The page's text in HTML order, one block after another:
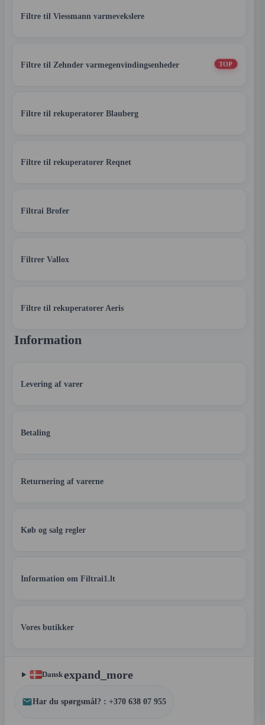
Filtre til Viessmann varmevekslere
Filtre til Zehnder varmegenvindingsenheder TOP
Filtre til rekuperatorer Blauberg
Filtre til rekuperatorer Reqnet
Filtrai Brofer
Filtrer Vallox
Filtre til rekuperatorer Aeris
Information
Levering af varer
Betaling
Returnering af varerne
Køb og salg regler
Information om Filtrai1.lt
Vores butikker
Danskexpand_more
Har du spørgsmål? : +370 638 07 955